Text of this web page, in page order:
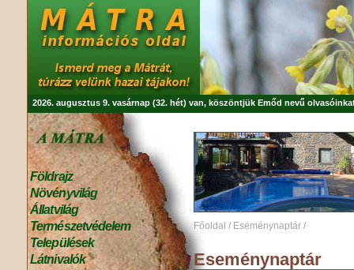
2026. augusztus 9. vasárnap (32. hét) van, köszöntjük Emőd nevű
Földrajz
Növényvilág
Állatvilág
Természetvédelem
Települések
Látnivalók
Főoldal / Eseménynaptár /
Eseménynaptár